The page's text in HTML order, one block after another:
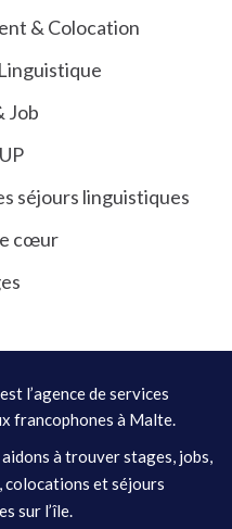
& Colocation
Job
séjours linguistiques
cœur
l’agence de services
francophones à Malte.
à trouver stages, jobs,
colocations et séjours
sur l’île.